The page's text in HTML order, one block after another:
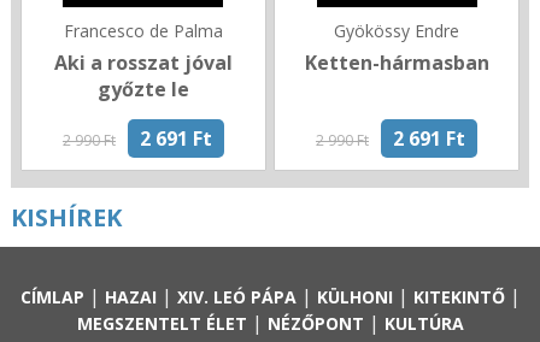
Francesco de Palma
Aki a rosszat jóval
győzte le
2 990 Ft 2 691 Ft
Gyökössy Endre
Ketten-hármasban
2 990 Ft 2 691 Ft
KISHÍREK
CÍMLAP | HAZAI | XIV. LEÓ PÁPA| KÜLHONI | KITEKINTŐ|
MEGSZENTELT ÉLET | NÉZŐPONT | KULTÚRA